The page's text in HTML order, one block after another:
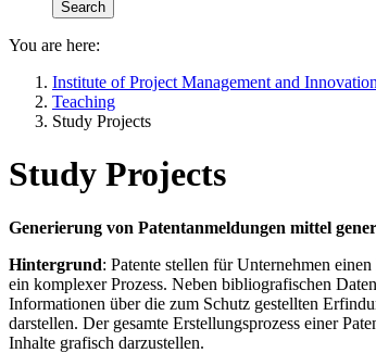
You are here:
Institute of Project Management and Innovation
Teaching
Study Projects
Study Projects
Generierung von Patentanmeldungen mittel
Hintergrund: Patente stellen für Unternehmen
ein komplexer Prozess. Neben bibliografischen
Informationen über die zum Schutz gestellten
darstellen. Der gesamte Erstellungsprozess einer
Inhalte grafisch darzustellen.